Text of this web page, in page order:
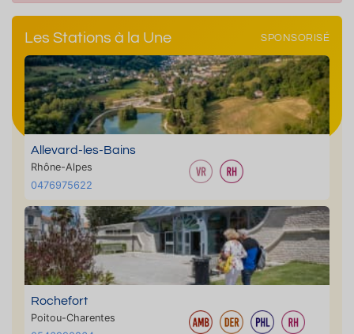
Les Stations à la Une SPONSORISÉ
Allevard-les-Bains
Rhône-Alpes
0476975622
Rochefort
Poitou-Charentes